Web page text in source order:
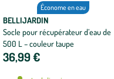
Économe en eau
BELLIJARDIN
Socle pour récupérateur d’eau de
500 L – couleur taupe
36,99 €